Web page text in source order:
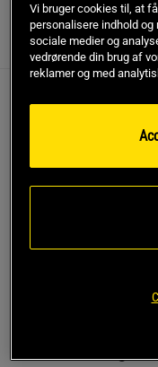
Information
Reforce
valg! Holdbar og
Smartshake.
design og nem
Flaske 900 ml /
Vi bruger cookies til, at
personalisere indhold
sociale medier og
vedrørende din brug af
reklamer og med